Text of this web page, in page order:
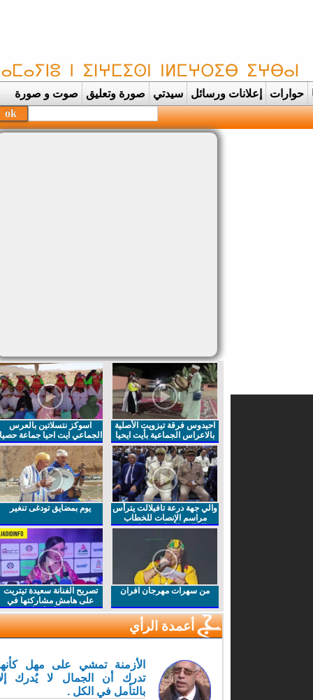
حوارات إعلانات ورسائل سيدتي صورة وتعليق صوت و صورة
احيدوس فرقة تيزويت الأصلية
بالاعراس الجماعية بأيت ايحيا
اسوكز نتسلاتين بالعرس
الجماعي ايت احيا جماعة حصيا
والي جهة درعة تافيلالت يترأس
مراسم الإنصات للخطاب
الملكي السامي بمناسبة
يوم بمضايق تودغى تنغير
من سهرات مهرجان افران
تصريح الفنانة سعيدة تيتريت
على هامش مشاركتها في
مهرجان افران
أعمدة الرأي
الأزمنة تمشي على مهل كأنها
تدرك أن الجمال لا يُدرك إلا
بالتأمل في الكل .